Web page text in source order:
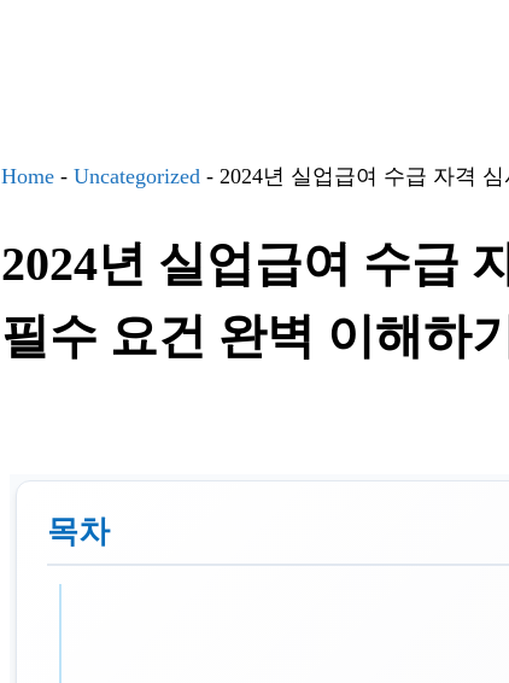
Home - Uncategorized - 2024년 실업급여 수급 자격
2024년 실업급여 수급
필수 요건 완벽 이해하
목차